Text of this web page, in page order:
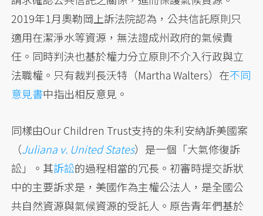
2019年1月奧勒岡上訴法院認為，公共信託原則只
適用在潔淨水等資源，無法證成州政府的氣候責
任。同時判決也基於權力分立原則不介入行政與立
法職權。只有裁判長沃特（Martha Walters）在不同
意見書中指出相反意見。
同樣由Our Children Trust支持的朱利安納訴美國案
（Juliana v. United States）是一個「大氣修復訴
訟」。其訴訟的過程相當的冗長。初審時提交訴狀
中的主要訴求是，美國作為主權公法人，是全國公
共自然資源與氣候資源的受託人。原告青年們基於